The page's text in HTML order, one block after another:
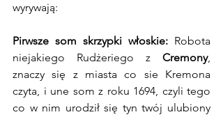
wyrywają:
Pirwsze som skrzypki włoskie: Robota
niejakiego Rudżeriego z Cremony,
znaczy się z miasta co sie Kremona
czyta, i une som z roku 1694, czyli tego
co w nim urodził się tyn twój ulubiony